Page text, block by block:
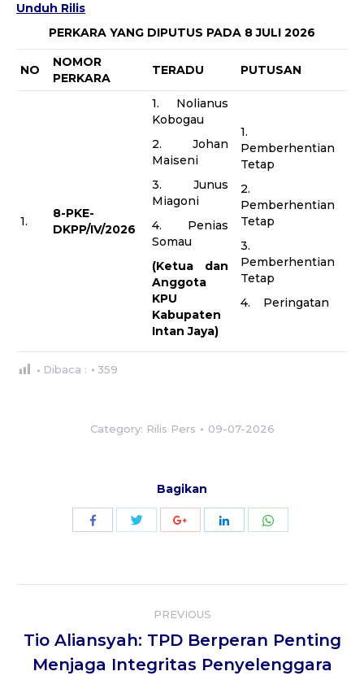
Unduh Rilis
PERKARA YANG DIPUTUS PADA 8 JULI 2026
NO
NOMOR
PERKARA
TERADU PUTUSAN
1.
8-PKE-
DKPP/IV/2026
1. Nolianus
Kobogau
2. Johan
Maiseni
3. Junus
Miagoni
4. Penias
Somau
(Ketua dan
Anggota
KPU
Kabupaten
Intan Jaya)
1.
Pemberhentian
Tetap
2.
Pemberhentian
Tetap
3.
Pemberhentian
Tetap
4. Peringatan
Dibaca : 359
Category: Rilis Pers 09-07-2026
Bagikan
Share
Share
navigation
PREVIOUS
Previous
Tio Aliansyah: TPD Berperan Penting
Menjaga Integritas Penyelenggara